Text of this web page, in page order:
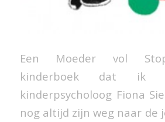
Een Moeder vol
kinderboek dat ik
kinderpsycholoog Fiona
nog altijd zijn weg naar de